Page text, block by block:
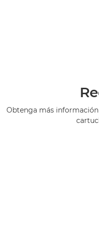
Obtenga más